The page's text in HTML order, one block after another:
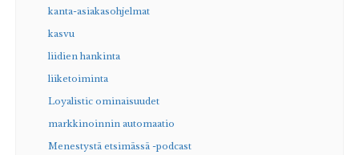
kanta-asiakasohjelmat
kasvu
liidien hankinta
liiketoiminta
Loyalistic ominaisuudet
markkinoinnin automaatio
Menestystä etsimässä -podcast